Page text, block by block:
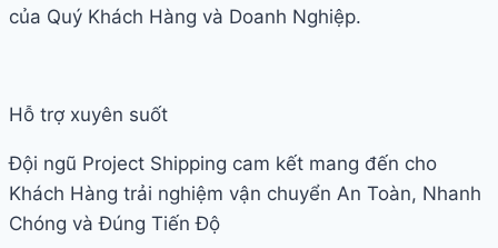
của Quý Khách Hàng và Doanh Nghiệp.
Hỗ trợ xuyên suốt
Đội ngũ Project Shipping cam kết mang đến cho
Khách Hàng trải nghiệm vận chuyển An Toàn, Nhanh
Chóng và Đúng Tiến Độ